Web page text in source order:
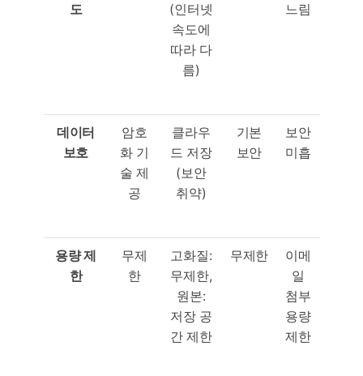
도
(인터넷
속도에
따라 다
름)
느림
데이터
보호
암호
화 기
술 제
공
클라우
드 저장
(보안
취약)
기본
보안
보안
미흡
용량제
한
무제
한
고화질:
무제한,
원본:
저장 공
간 제한
무제한
이메
일
첨부
용량
제한